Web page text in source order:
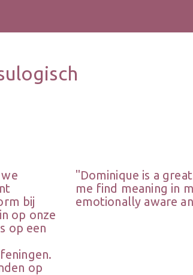
bij
op onze
op een
op
"Dominique is a
me find meaning in
emotionally aware